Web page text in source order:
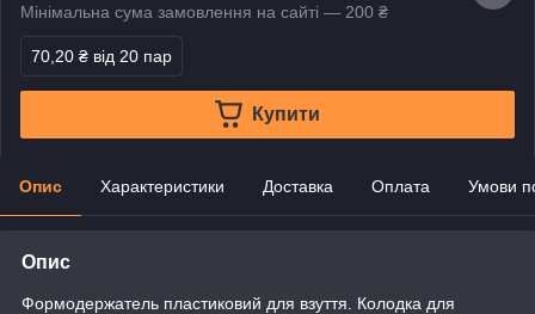
Мінімальна сума замовлення на сайті — 200 ₴
70,20 ₴ від 20 пар
Купити
Опис Характеристики Доставка Оплата Умови
Опис
Формодержатель пластиковий для взуття. Колодка для